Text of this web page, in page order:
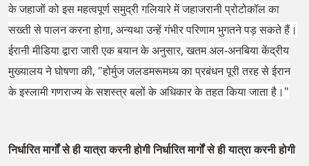
के जहाजों को इस महत्वपूर्ण समुद्री गलियारे में जहाजरानी प्रोटोकॉल का
सख्ती से पालन करना होगा, अन्यथा उन्हें गंभीर परिणाम भुगतने पड़ सकते हैं।
ईरानी मीडिया द्वारा जारी एक बयान के अनुसार, खतम अल-अनबिया केंद्रीय
मुख्यालय ने घोषणा की, "होर्मुज जलडमरूमध्य का प्रबंधन पूरी तरह से ईरान
के इस्लामी गणराज्य के सशस्त्र बलों के अधिकार के तहत किया जाता है।"
निर्धारित मार्गों से ही यात्रा करनी होगी निर्धारित मार्गों से ही यात्रा करनी होगी